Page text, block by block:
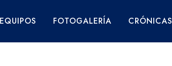
EQUIPOS FOTOGALERÍA CRÓNICAS